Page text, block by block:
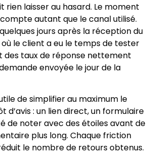
rien laisser au hasard. Le moment
autant que le canal utilisé.
jours après la réception du
le client a eu le temps de tester
des taux de réponse nettement
envoyée le jour de la
de simplifier au maximum le
d’avis : un lien direct, un formulaire
de noter avec des étoiles avant de
plus long. Chaque friction
le nombre de retours obtenus.